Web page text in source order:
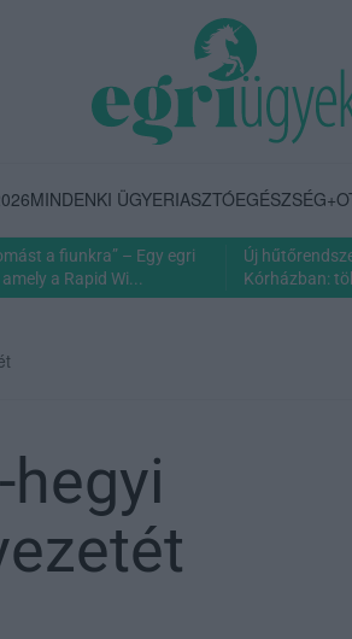
MINDENKI ÜGYERIASZTÓEGÉSZSÉG+
a fiunkra” – Egy egri
a Rapid Wi...
Új
Kórházban: